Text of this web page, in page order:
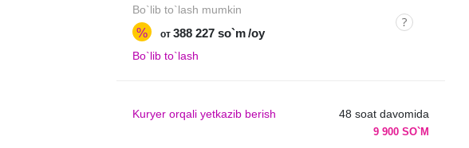
Bo`lib to`lash mumkin
% от 388 227 so`m /oy
Bo`lib to`lash
Kuryer orqali yetkazib berish 48 soat davomida
9 900 SO`M